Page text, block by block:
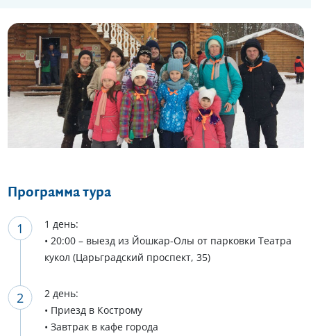
Еще 10 фото
Программа тура
1 день:
• 20:00 – выезд из Йошкар-Олы от парковки Театра
кукол (Царьградский проспект, 35)
2 день:
• Приезд в Кострому
• Завтрак в кафе города